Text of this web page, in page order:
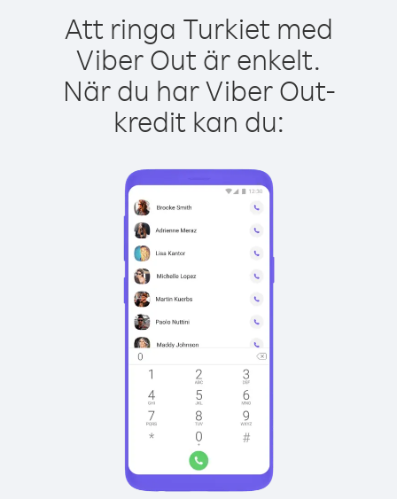
Att ringa Turkiet med
Viber Out är enkelt.
När du har Viber Out-
kredit kan du: